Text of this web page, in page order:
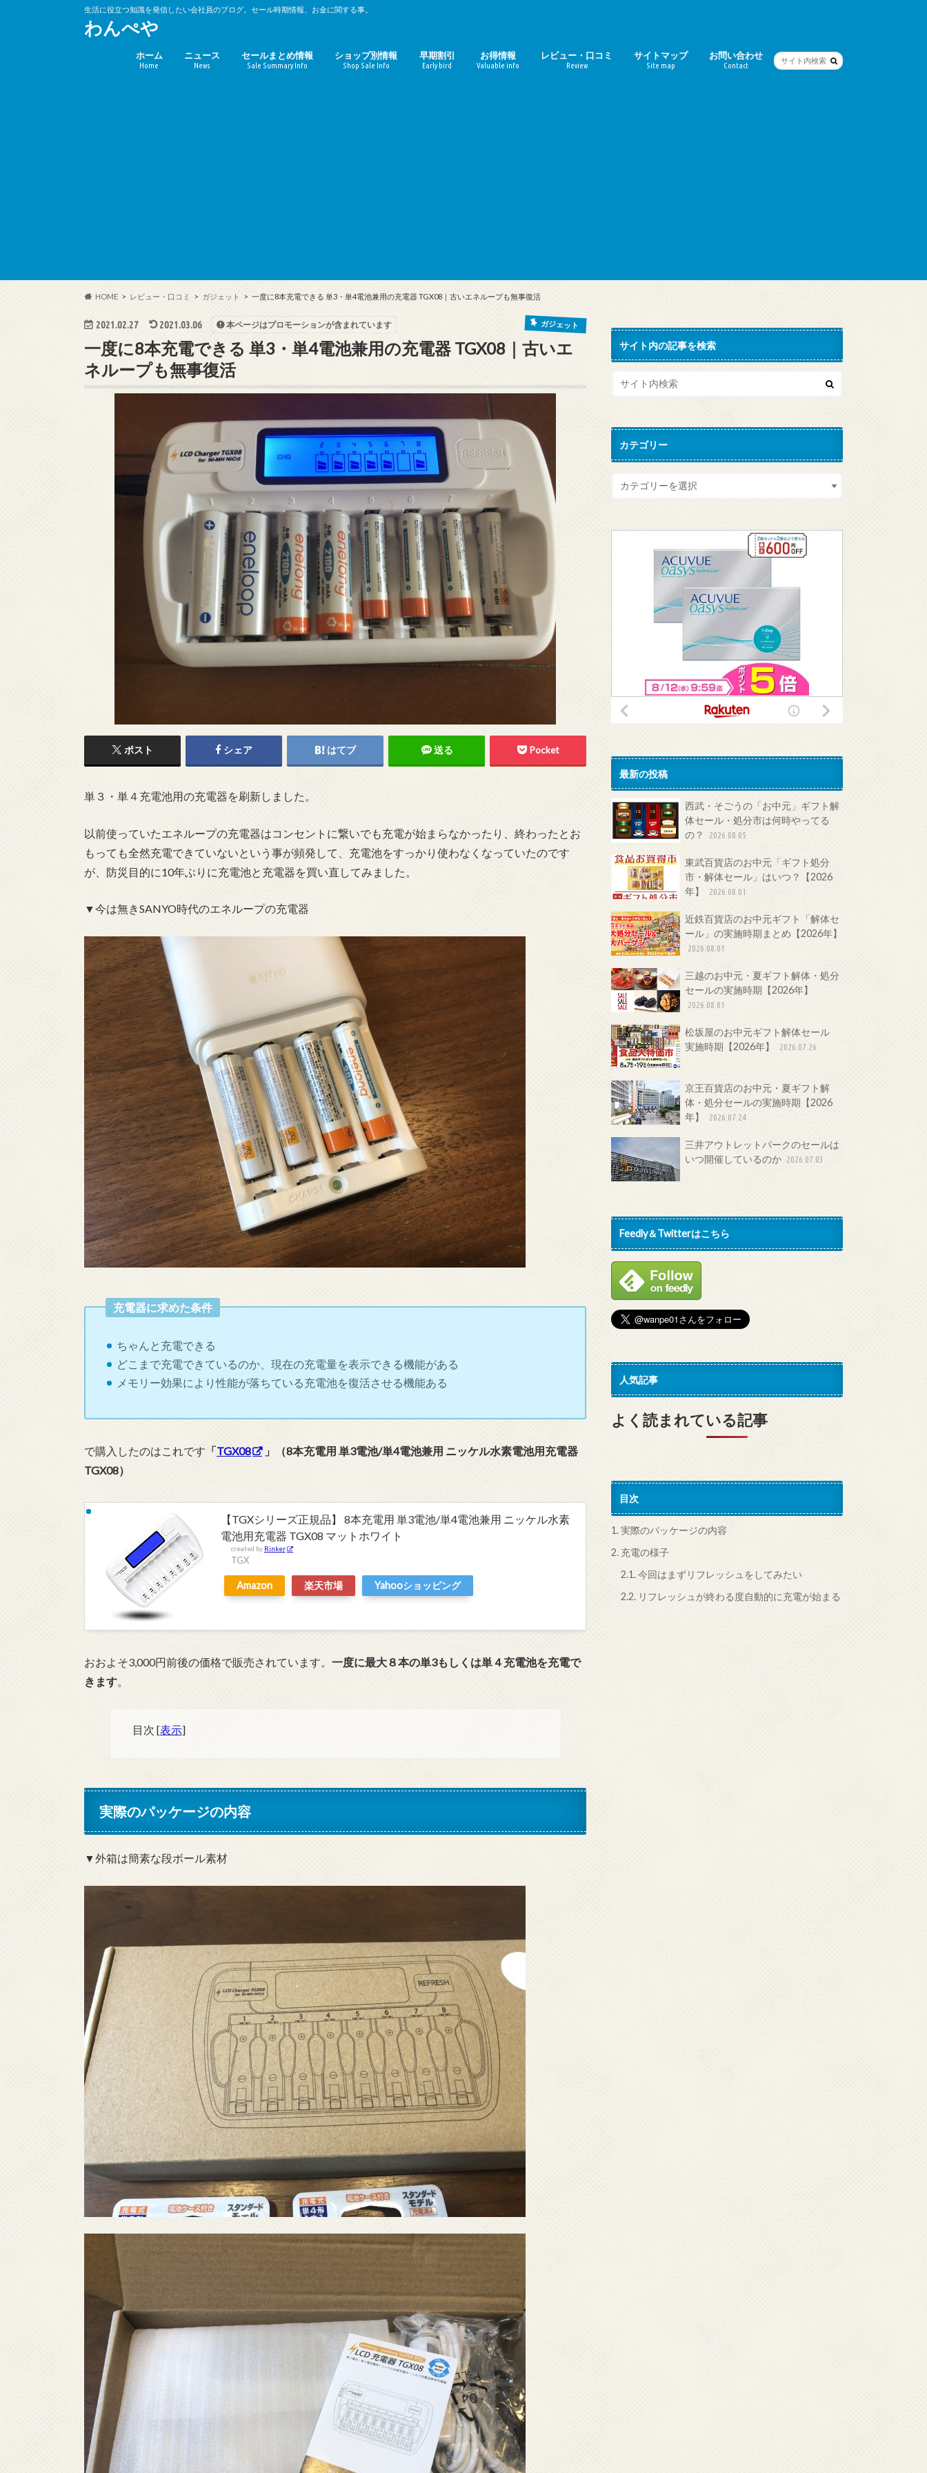
生活に役立つ知識を発信したい会社員のブログ。セール時期情報、お金に関する事。
わんぺや
ホーム
Home
ニュース
News
セールまとめ情報
Sale Summary Info
ショップ別情報
Shop Sale Info
早期割引
Early bird
お得情報
Valuable info
レビュー・口コミ
Review
サイトマップ
Site map
お問い合わせ
Contact
HOME レビュー・口コミ ガジェット 一度に8本充電できる 単3・単4電池兼用の充電器 TGX08｜古いエネループも無事復活
2021.02.27 2021.03.06 ガジェット
本ページはプロモーションが含まれています
一度に8本充電できる 単3・単4電池兼用の充電器 TGX08｜古いエ
ネループも無事復活
ポスト シェア はてブ 送る Pocket
単３・単４充電池用の充電器を刷新しました。
以前使っていたエネループの充電器はコンセントに繋いでも充電が始まらなかったり、終わったとお
もっても全然充電できていないという事が頻発して、充電池をすっかり使わなくなっていたのです
が、防災目的に10年ぶりに充電池と充電器を買い直してみました。
▼今は無きSANYO時代のエネループの充電器
充電器に求めた条件
ちゃんと充電できる
どこまで充電できているのか、現在の充電量を表示できる機能がある
メモリー効果により性能が落ちている充電池を復活させる機能ある
で購入したのはこれです 「TGX08
」（8本充電用 単3電池/単4電池兼用 ニッケル水素電池用充電器
TGX08）
【TGXシリーズ正規品】 8本充電用 単3電池/単4電池兼用 ニッケル水素
電池用充電器 TGX08 マットホワイト
created by Rinker
TGX
Amazon 楽天市場 Yahooショッピング
おおよそ3,000円前後の価格で販売されています。 一度に最大８本の単3もしくは単４充電池を充電で
きます
目次 [表示]
実際のパッケージの内容
▼外箱は簡素な段ボール素材
サイト内の記事を検索
カテゴリー
最新の投稿
西武・そごうの「お中元」ギフト解
体セール・処分市は何時やってる
の？
2026.08.05
東武百貨店のお中元「ギフト処分
市・解体セール」はいつ？【2026
年】
2026.08.01
近鉄百貨店のお中元ギフト「解体セ
ール」の実施時期まとめ【2026年】
2026.08.01
三越のお中元・夏ギフト解体・処分
セールの実施時期【2026年】
2026.08.01
松坂屋のお中元ギフト解体セール
実施時期【2026年】
2026.07.26
京王百貨店のお中元・夏ギフト解
体・処分セールの実施時期【2026
年】
2026.07.24
三井アウトレットパークのセールは
いつ開催しているのか 2026.07.03
Feedly＆Twitterはこちら
人気記事
よく読まれている記事
目次
1.実際のパッケージの内容
2. 充電の様子
2.1.今回はまずリフレッシュをしてみたい
2.2. リフレッシュが終わる度自動的に充電が始まる